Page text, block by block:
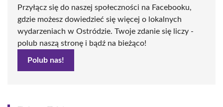
Przyłącz się do naszej społeczności na Facebooku,
gdzie możesz dowiedzieć się więcej o lokalnych
wydarzeniach w Ostródzie. Twoje zdanie się liczy -
polub naszą stronę i bądź na bieżąco!
Polub nas!